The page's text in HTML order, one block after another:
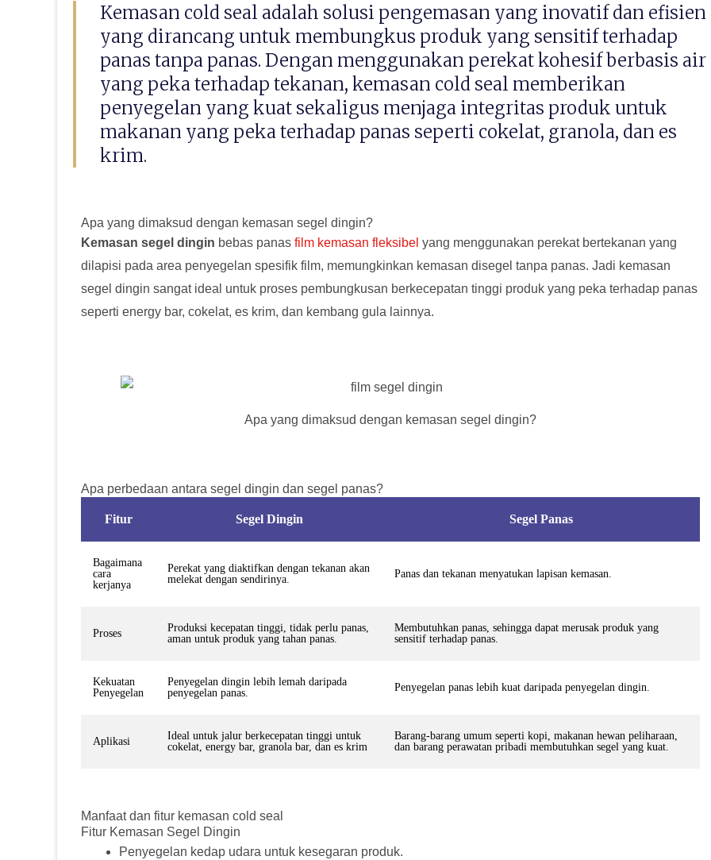
Kemasan cold seal adalah solusi pengemasan yang inovatif dan efisien
yang dirancang untuk membungkus produk yang sensitif terhadap
panas tanpa panas. Dengan menggunakan perekat kohesif berbasis air
yang peka terhadap tekanan, kemasan cold seal memberikan
penyegelan yang kuat sekaligus menjaga integritas produk untuk
makanan yang peka terhadap panas seperti cokelat, granola, dan es
krim.
Apa yang dimaksud dengan kemasan segel dingin?
Kemasan segel dingin bebas panas film kemasan fleksibel yang menggunakan perekat bertekanan yang
dilapisi pada area penyegelan spesifik film, memungkinkan kemasan disegel tanpa panas. Jadi kemasan
segel dingin sangat ideal untuk proses pembungkusan berkecepatan tinggi produk yang peka terhadap panas
seperti energy bar, cokelat, es krim, dan kembang gula lainnya.
Apa yang dimaksud dengan kemasan segel dingin?
Apa perbedaan antara segel dingin dan segel panas?
Fitur Segel Dingin Segel Panas
Bagaimana
cara
kerjanya
Perekat yang diaktifkan dengan tekanan akan
melekat dengan sendirinya.
Panas dan tekanan menyatukan lapisan kemasan.
Proses
Produksi kecepatan tinggi, tidak perlu panas,
aman untuk produk yang tahan panas.
Membutuhkan panas, sehingga dapat merusak produk yang
sensitif terhadap panas.
Kekuatan
Penyegelan
Penyegelan dingin lebih lemah daripada
penyegelan panas.
Penyegelan panas lebih kuat daripada penyegelan dingin.
Aplikasi
Ideal untuk jalur berkecepatan tinggi untuk
cokelat, energy bar, granola bar, dan es krim
Barang-barang umum seperti kopi, makanan hewan peliharaan,
dan barang perawatan pribadi membutuhkan segel yang kuat.
Manfaat dan fitur kemasan cold seal
Fitur Kemasan Segel Dingin
Penyegelan kedap udara untuk kesegaran produk.